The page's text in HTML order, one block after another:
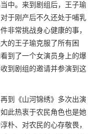
中。来到剧组后，王子瑜
于刚产后不久还处于哺乳
非常挑战身心健康的事，
的王子瑜克服了所有困
到了一个女演员身上的爆
到剧组的邀请并参演到这
到《山河锦绣》多次出演
此热衷于农民角色也是她
朴、对农民的心存敬畏，